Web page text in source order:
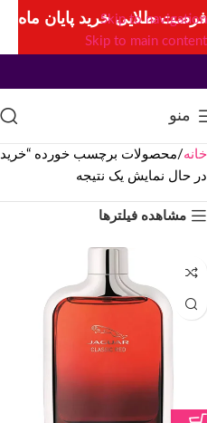
Skip to navigation
Skip to main content
منو
خانه محصولات برچسب خورده “خرید Jaguar Classic Red”
در حال نمایش یک نتیجه
مشاهده فیلترها
فرصت طلایی خرید پایان ماه